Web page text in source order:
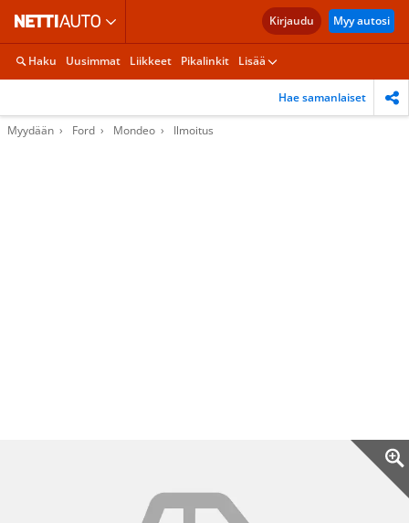
Kirjaudu Myy autosi
Haku Uusimmat Liikkeet Pikalinkit Lisää
Hae samanlaiset
Myydään Ford Mondeo Ilmoitus